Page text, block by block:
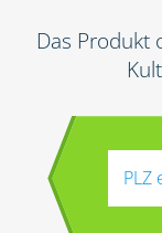
Das Produkt